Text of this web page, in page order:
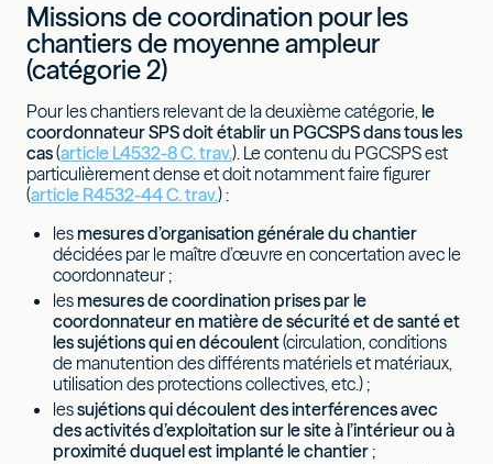
Missions de coordination pour les
chantiers de moyenne ampleur
(catégorie 2)
Pour les chantiers relevant de la deuxième catégorie, le
coordonnateur SPS doit établir un PGCSPS dans tous les
cas(article L4532-8 C. trav.). Le contenu du PGCSPS est
particulièrement dense et doit notamment faire figurer
(article R4532-44 C. trav.) :
les mesures d’organisation générale du chantier
décidées par le maître d’œuvre en concertation avec le
coordonnateur ;
les mesures de coordination prises par le
coordonnateur en matière de sécurité et de santé et
les sujétions qui en découlent(circulation, conditions
de manutention des différents matériels et matériaux,
utilisation des protections collectives, etc.) ;
lessujétions qui découlent des interférences avec
des activités d’exploitation sur le site à l’intérieur ou à
proximité duquel est implanté le chantier ;